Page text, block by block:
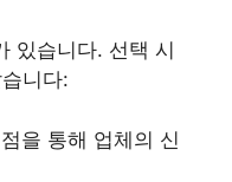
있습니다. 선택 시
니다:
을 통해 업체의 신